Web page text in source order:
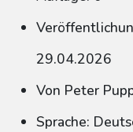
29.04.2026
Von Peter
Sprache: